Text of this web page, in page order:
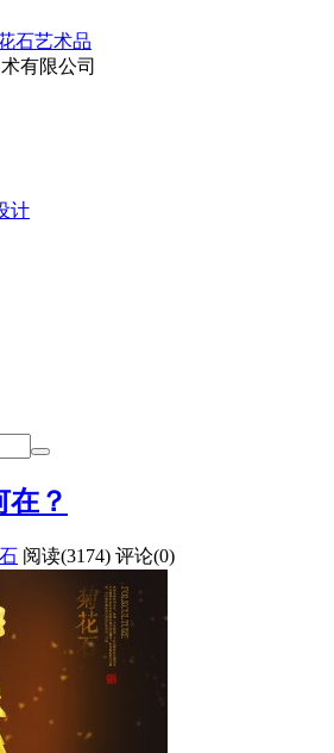
石艺术品
有限公司
计
？
阅读(3174) 评论(0)